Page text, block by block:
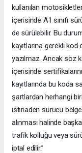
kullanılan
içerisinde A1 sınıfı
de sürülebilir. Bu
kayıtlarına gerekli
yazılmaz. Ancak söz
içerisinde
kayıtlarında bu koda
şartlardan herhangi
istinaden sürücü
alınması halinde
trafik kolluğu veya
iptal edilir.”